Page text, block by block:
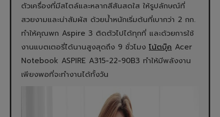
ตัวเครื่องที่มีสไตล์และหลากสีสันสดใส ให้รูปลักษณ์ที่
สวยงามและน่าสัมผัส ด้วยน้ำหนักเริ่มต้นที่เบากว่า 2 กก.
ทำให้คุณพก Aspire 3 ติดตัวไปได้ทุกที่ และด้วยการใช้
งานแบตเตอรี่ได้นานสูงสุดถึง 9 ชั่วโมง โน้ตบุ๊ค Acer
Notebook ASPIRE A315-22-90B3 ทำให้มีพลังงาน
เพียงพอที่จะทำงานได้ทั้งวัน